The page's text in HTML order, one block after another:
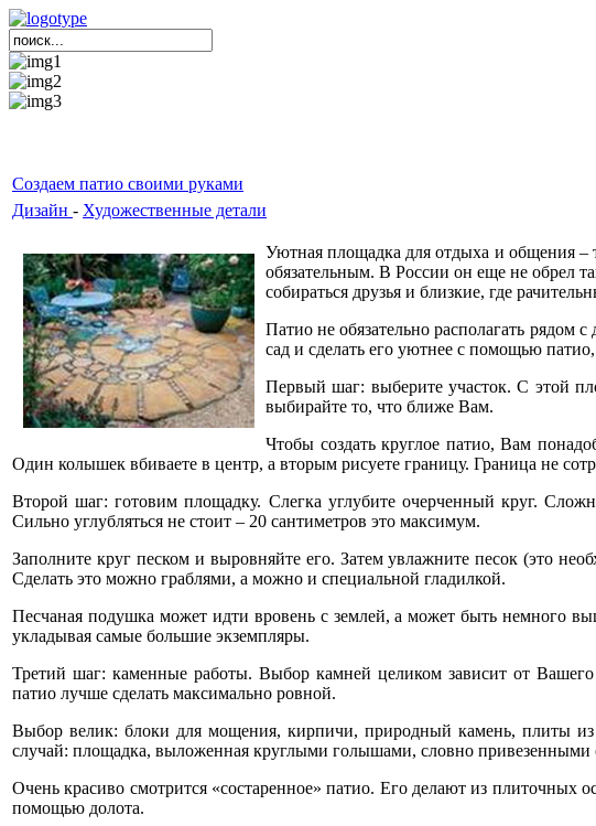
Создаем патио своими руками
Дизайн - Художественные детали
Уютная площадка для отдыха и общения –
обязательным. В России он еще не обрел
собираться друзья и близкие, где
Патио не обязательно располагать
сад и сделать его уютнее с помощью
Первый шаг: выберите участок. С этой
выбирайте то, что ближе Вам.
Чтобы создать круглое патио, Вам
Один колышек вбиваете в центр, а вторым рисуете границу. Граница не
Второй шаг: готовим площадку. Слегка углубите очерченный круг.
Сильно углубляться не стоит – 20 сантиметров это максимум.
Заполните круг песком и выровняйте его. Затем увлажните песок (это
Сделать это можно граблями, а можно и специальной гладилкой.
Песчаная подушка может идти вровень с землей, а может быть немного
укладывая самые большие экземпляры.
Третий шаг: каменные работы. Выбор камней целиком зависит от
патио лучше сделать максимально ровной.
Выбор велик: блоки для мощения, кирпичи, природный камень, плиты из
случай: площадка, выложенная круглыми голышами, словно привезенными
Очень красиво смотрится «состаренное» патио. Его делают из
помощью долота.